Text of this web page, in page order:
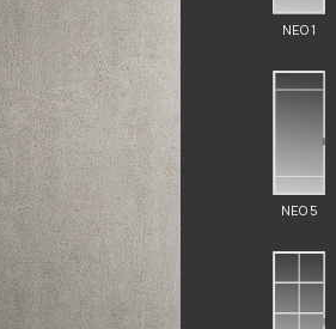
NEO 1
NEO 5
+7 495 662 87 32
salon@miksal.ru